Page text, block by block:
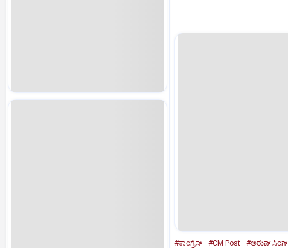
#ಕಾಂಗ್ರೆಸ್‌ #CM Post #ಅರುಣ್‌ ಸಿಂಗ್‌